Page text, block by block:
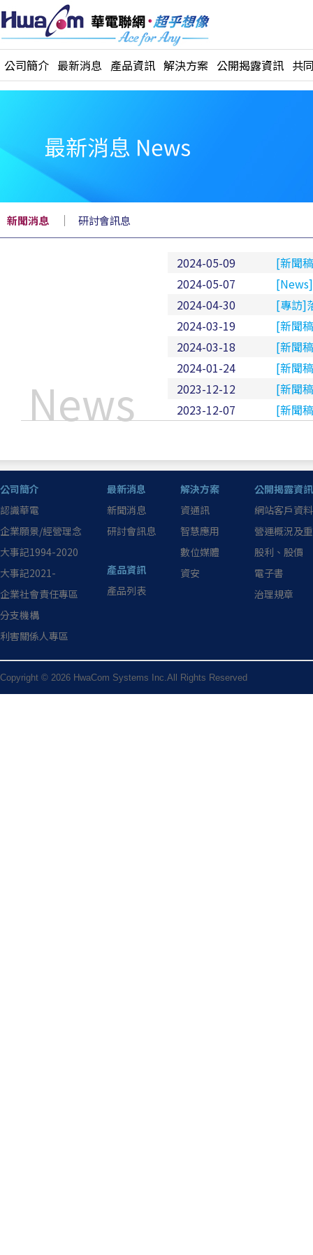
公司簡介 最新消息 產品資訊 解決方案 公開揭露資訊 共
新聞消息 ｜ 研討會訊息
News
2024-05-09
[新聞
2024-05-07
2024-04-30
[專訪]
2024-03-19
[新聞
2024-03-18
[新聞
2024-01-24
[新聞
2023-12-12
[新聞
2023-12-07
[新聞
公司簡介
認識華電
企業願景/經營理念
大事記1994-2020
大事記2021-
企業社會責任專區
分支機構
利害關係人專區
最新消息
新聞消息
研討會訊息
產品資訊
產品列表
解決方案
資通訊
智慧應用
數位媒體
資安
公開揭露資訊
網站客戶資
營運概況及
股利、股價
電子書
治理規章
Copyright © 2026 HwaCom Systems Inc.All Rights Reserved